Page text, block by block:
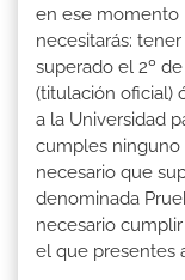
en ese momento
necesitarás:
superado el 2º
(titulación oficial)
a la Universidad
cumples ninguno
necesario que
denominada
necesario
el que presentes